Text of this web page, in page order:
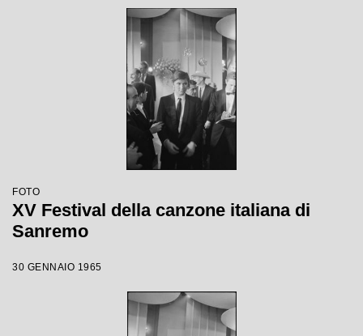
FOTO
XV Festival della canzone italiana di
Sanremo
30 GENNAIO 1965